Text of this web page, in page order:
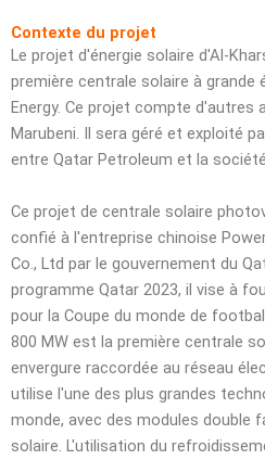
Contexte du projet
Le projet d'énergie solaire d'Al-
première centrale solaire à grande
Energy. Ce projet compte
Marubeni. Il sera géré et exploité
entre Qatar Petroleum et la
Ce projet de centrale solaire
confié à l'entreprise chinoise
Co., Ltd par le gouvernement du
programme Qatar 2023, il vise à
pour la Coupe du monde de
800 MW est la première centrale
envergure raccordée au réseau
utilise l'une des plus grandes
monde, avec des modules double
solaire. L'utilisation du